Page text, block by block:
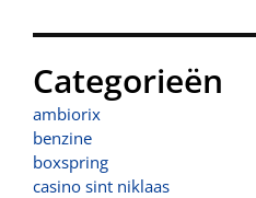
Categorieën
ambiorix
benzine
boxspring
casino sint niklaas